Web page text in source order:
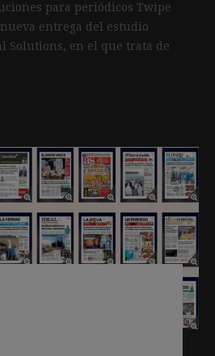
para periódicos Twipe
entrega del estudio
Solutions, en el que trata de